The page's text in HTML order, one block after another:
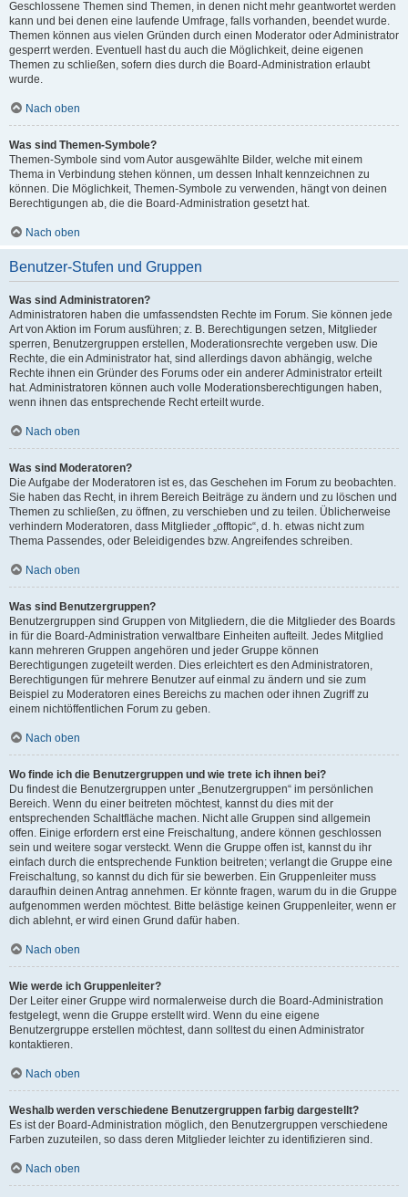
Geschlossene Themen sind Themen, in denen nicht mehr geantwortet werden
kann und bei denen eine laufende Umfrage, falls vorhanden, beendet wurde.
Themen können aus vielen Gründen durch einen Moderator oder Administrator
gesperrt werden. Eventuell hast du auch die Möglichkeit, deine eigenen
Themen zu schließen, sofern dies durch die Board-Administration erlaubt
wurde.
Nach oben
Was sind Themen-Symbole?
Themen-Symbole sind vom Autor ausgewählte Bilder, welche mit einem
Thema in Verbindung stehen können, um dessen Inhalt kennzeichnen zu
können. Die Möglichkeit, Themen-Symbole zu verwenden, hängt von deinen
Berechtigungen ab, die die Board-Administration gesetzt hat.
Nach oben
Benutzer-Stufen und Gruppen
Was sind Administratoren?
Administratoren haben die umfassendsten Rechte im Forum. Sie können jede
Art von Aktion im Forum ausführen; z. B. Berechtigungen setzen, Mitglieder
sperren, Benutzergruppen erstellen, Moderationsrechte vergeben usw. Die
Rechte, die ein Administrator hat, sind allerdings davon abhängig, welche
Rechte ihnen ein Gründer des Forums oder ein anderer Administrator erteilt
hat. Administratoren können auch volle Moderationsberechtigungen haben,
wenn ihnen das entsprechende Recht erteilt wurde.
Nach oben
Was sind Moderatoren?
Die Aufgabe der Moderatoren ist es, das Geschehen im Forum zu beobachten.
Sie haben das Recht, in ihrem Bereich Beiträge zu ändern und zu löschen und
Themen zu schließen, zu öffnen, zu verschieben und zu teilen. Üblicherweise
verhindern Moderatoren, dass Mitglieder „offtopic“, d. h. etwas nicht zum
Thema Passendes, oder Beleidigendes bzw. Angreifendes schreiben.
Nach oben
Was sind Benutzergruppen?
Benutzergruppen sind Gruppen von Mitgliedern, die die Mitglieder des Boards
in für die Board-Administration verwaltbare Einheiten aufteilt. Jedes Mitglied
kann mehreren Gruppen angehören und jeder Gruppe können
Berechtigungen zugeteilt werden. Dies erleichtert es den Administratoren,
Berechtigungen für mehrere Benutzer auf einmal zu ändern und sie zum
Beispiel zu Moderatoren eines Bereichs zu machen oder ihnen Zugriff zu
einem nichtöffentlichen Forum zu geben.
Nach oben
Wo finde ich die Benutzergruppen und wie trete ich ihnen bei?
Du findest die Benutzergruppen unter „Benutzergruppen“ im persönlichen
Bereich. Wenn du einer beitreten möchtest, kannst du dies mit der
entsprechenden Schaltfläche machen. Nicht alle Gruppen sind allgemein
offen. Einige erfordern erst eine Freischaltung, andere können geschlossen
sein und weitere sogar versteckt. Wenn die Gruppe offen ist, kannst du ihr
einfach durch die entsprechende Funktion beitreten; verlangt die Gruppe eine
Freischaltung, so kannst du dich für sie bewerben. Ein Gruppenleiter muss
daraufhin deinen Antrag annehmen. Er könnte fragen, warum du in die Gruppe
aufgenommen werden möchtest. Bitte belästige keinen Gruppenleiter, wenn er
dich ablehnt, er wird einen Grund dafür haben.
Nach oben
Wie werde ich Gruppenleiter?
Der Leiter einer Gruppe wird normalerweise durch die Board-Administration
festgelegt, wenn die Gruppe erstellt wird. Wenn du eine eigene
Benutzergruppe erstellen möchtest, dann solltest du einen Administrator
kontaktieren.
Nach oben
Weshalb werden verschiedene Benutzergruppen farbig dargestellt?
Es ist der Board-Administration möglich, den Benutzergruppen verschiedene
Farben zuzuteilen, so dass deren Mitglieder leichter zu identifizieren sind.
Nach oben